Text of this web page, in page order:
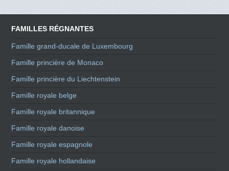
FAMILLES RÉGNANTES
Famille grand-ducale de Luxembourg
Famille princière de Monaco
Famille princière du Liechtenstein
Famille royale belge
Famille royale britannique
Famille royale danoise
Famille royale espagnole
Famille royale hollandaise